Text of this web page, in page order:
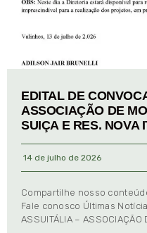
EDITAL DE
ASSOCIAÇÃO DE
SUIÇA E RES. NOVA
14 de julho de 2026
Compartilhe nosso
Fale conosco Últimas
ASSUITÁLIA – ASSOCIAÇÃO